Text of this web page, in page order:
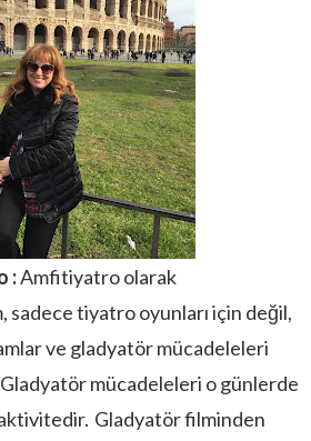
:Amfitiyatro olarak
sadece tiyatro oyunları için değil,
ve gladyatör mücadeleleri
Gladyatör mücadeleleri o günlerde
Gladyatör filminden